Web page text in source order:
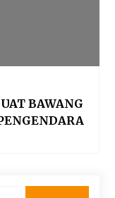
BAWANG